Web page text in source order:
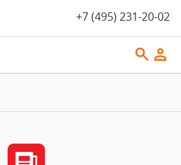
+7 (495) 231-20-02